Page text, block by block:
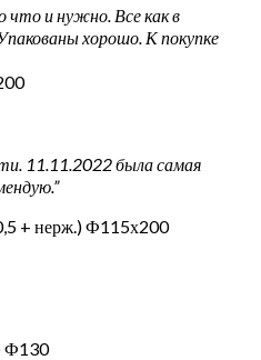
и нужно. Все как в
хорошо. К покупке
11.11.2022 была самая
+ нерж.) Ф115х200
Ф130